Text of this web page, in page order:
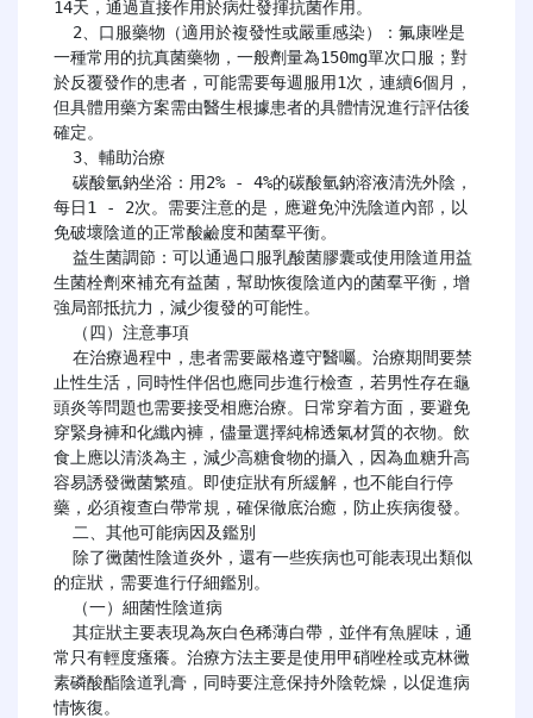
14天，通過直接作用於病灶發揮抗菌作用。
一種常用的抗真菌藥物，一般劑量為150mg單次口服；對
於反覆發作的患者，可能需要每週服用1次，連續6個月，
但具體用藥方案需由醫生根據患者的具體情況進行評估後
確定。
每日1 - 2次。需要注意的是，應避免沖洗陰道內部，以
免破壞陰道的正常酸鹼度和菌羣平衡。
生菌栓劑來補充有益菌，幫助恢復陰道內的菌羣平衡，增
強局部抵抗力，減少復發的可能性。
止性生活，同時性伴侶也應同步進行檢查，若男性存在龜
頭炎等問題也需要接受相應治療。日常穿着方面，要避免
穿緊身褲和化纖內褲，儘量選擇純棉透氣材質的衣物。飲
食上應以清淡為主，減少高糖食物的攝入，因為血糖升高
容易誘發黴菌繁殖。即使症狀有所緩解，也不能自行停
藥，必須複查白帶常規，確保徹底治癒，防止疾病復發。
的症狀，需要進行仔細鑑別。
常只有輕度瘙癢。治療方法主要是使用甲硝唑栓或克林黴
素磷酸酯陰道乳膏，同時要注意保持外陰乾燥，以促進病
情恢復。